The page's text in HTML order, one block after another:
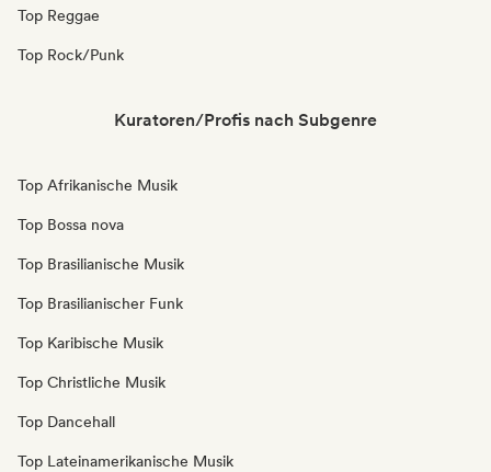
Top Reggae
Top Rock/Punk
Kuratoren/Profis nach Subgenre
Top Afrikanische Musik
Top Bossa nova
Top Brasilianische Musik
Top Brasilianischer Funk
Top Karibische Musik
Top Christliche Musik
Top Dancehall
Top Lateinamerikanische Musik